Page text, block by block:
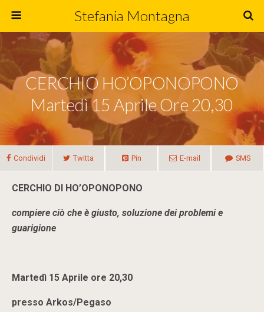
Stefania Montagna
CERCHIO HO’OPONOPONO
Martedì 15 Aprile Ore 20,30
Condividi Twitta Pin E-mail SMS
CERCHIO DI HO’OPONOPONO
compiere ciò che è giusto, soluzione dei problemi e
guarigione
Martedì 15 Aprile ore 20,30
presso Arkos/Pegaso